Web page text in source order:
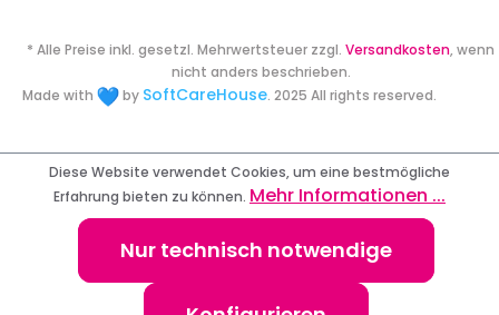
* Alle Preise inkl. gesetzl. Mehrwertsteuer zzgl. Versandkosten, wenn
nicht anders beschrieben.
Made with
by SoftCareHouse. 2025 All rights reserved.
Diese Website verwendet Cookies, um eine bestmögliche
Erfahrung bieten zu können. Mehr Informationen ...
Nur technisch notwendige